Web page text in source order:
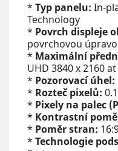
* Typ panelu: In-
Technology
* Povrch displeje
povrchovou
* Maximální
UHD 3840 x 2160
* Pozorovací úhel:
* Rozteč pixelů:
* Pixely na palec
* Kontrastní
* Poměr stran:
* Technologie